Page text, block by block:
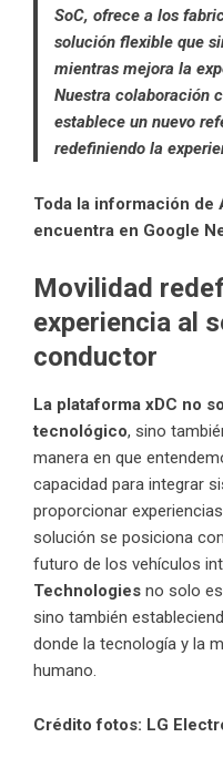
SoC, ofrece a los
solución flexible que
mientras mejora la
Nuestra colaboración
establece un nuevo
redefiniendo la
Toda la información de
encuentra en Google
Movilidad
experiencia al
conductor
La plataforma xDC no
tecnológico, sino
manera en que
capacidad para integrar
proporcionar
solución se posiciona
futuro de los vehículos
Technologies no solo
sino también
donde la tecnología y la
humano.
Crédito fotos: LG